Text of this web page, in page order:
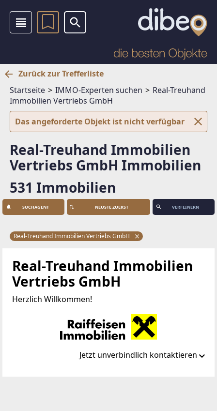
Zurück zur Trefferliste
Startseite
IMMO-Experten suchen
Real-Treuhand
Immobilien Vertriebs GmbH
Das angeforderte Objekt ist nicht verfügbar
Real-Treuhand Immobilien
Vertriebs GmbH Immobilien
531 Immobilien
SUCHAGENT VERFEINERN
Real-Treuhand Immobilien Vertriebs GmbH
Real-Treuhand Immobilien
Vertriebs GmbH
Herzlich Willkommen!
Jetzt unverbindlich kontaktieren